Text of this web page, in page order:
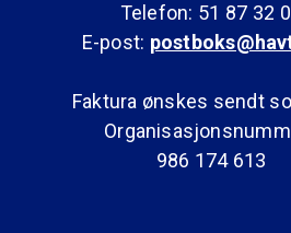
Telefon: 51 87 32
E-post:
Faktura ønskes sendt
986 174 613